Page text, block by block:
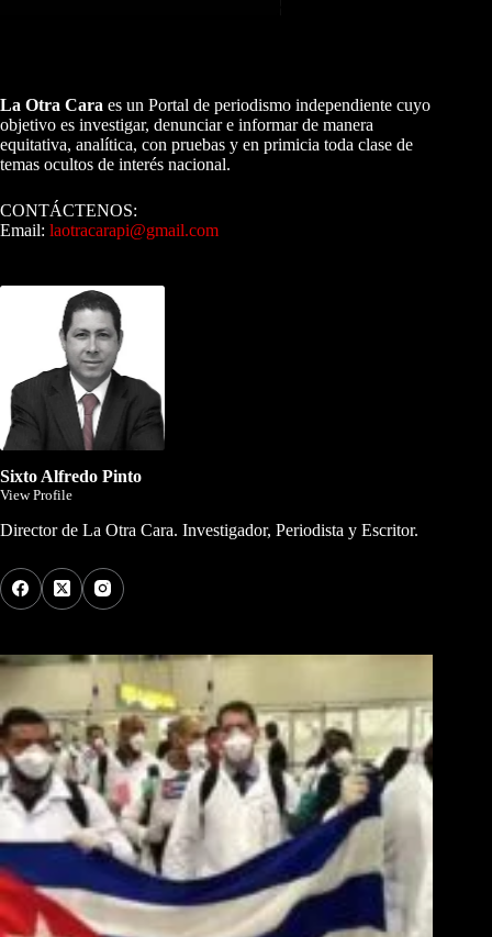
La Otra Cara es un Portal de periodismo independiente cuyo
objetivo es investigar, denunciar e informar de manera
equitativa, analítica, con pruebas y en primicia toda clase de
temas ocultos de interés nacional.
CONTÁCTENOS:
Email: laotracarapi@gmail.com
Sixto Alfredo Pinto
View Profile
Director de La Otra Cara. Investigador, Periodista y Escritor.